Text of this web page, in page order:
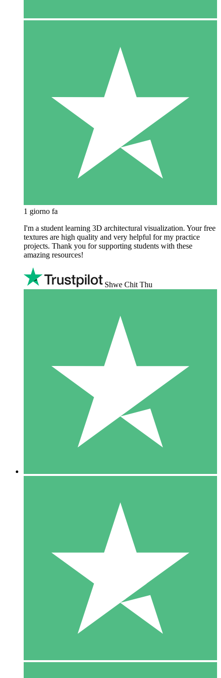
1 giorno fa
I'm a student learning 3D architectural visualization. Your free
textures are high quality and very helpful for my practice
projects. Thank you for supporting students with these
amazing resources!
Shwe Chit Thu